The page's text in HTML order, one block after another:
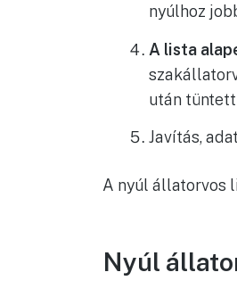
nyúlhoz
A lista
után
Javítás,
A nyúl állatorvos
Nyúl